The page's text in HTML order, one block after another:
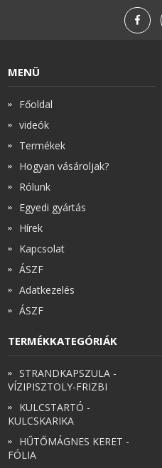
MENÜ
Főoldal
videók
Termékek
Hogyan vásároljak?
Rólunk
Egyedi gyártás
Hírek
Kapcsolat
ÁSZF
Adatkezelés
ÁSZF
TERMÉKKATEGÓRIÁK
STRANDKAPSZULA -
VÍZIPISZTOLY-FRIZBI
KULCSTARTÓ -
KULCSKARIKA
HŰTŐMÁGNES KERET -
FÓLIA